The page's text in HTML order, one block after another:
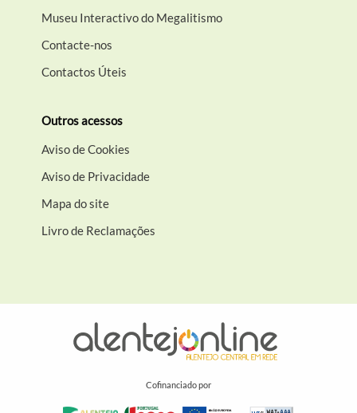
Museu Interactivo do Megalitismo
Contacte-nos
Contactos Úteis
Outros acessos
Aviso de Cookies
Aviso de Privacidade
Mapa do site
Livro de Reclamações
Cofinanciado por